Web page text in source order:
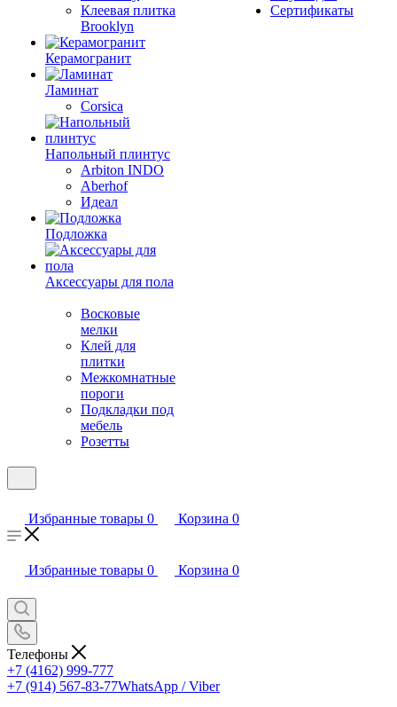
Клеевая плитка
Brooklyn
Керамогранит
Ламинат
Corsica
Напольный плинтус
Arbiton INDO
Aberhof
Идеал
Подложка
Аксессуары для пола
Восковые
мелки
Клей для
плитки
Межкомнатные
пороги
Подкладки под
мебель
Розетты
Сертификаты
Избранные товары 0 Корзина 0
Избранные товары 0 Корзина 0
Телефоны
+7 (4162) 999-777
+7 (914) 567-83-77WhatsApp / Viber